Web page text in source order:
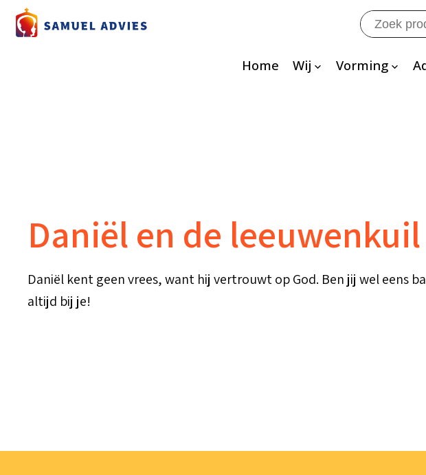
Zoeken
naar:
Home Wij Vorming
Daniël en de leeuwenkuil
Daniël kent geen vrees, want hij vertrouwt op God. Ben jij wel eens
altijd bij je!